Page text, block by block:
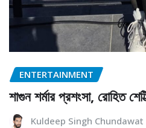
ENTERTAINMENT
শাগুন শর্মার প্রশংসা, রোহিত
Kuldeep Singh Chundawat